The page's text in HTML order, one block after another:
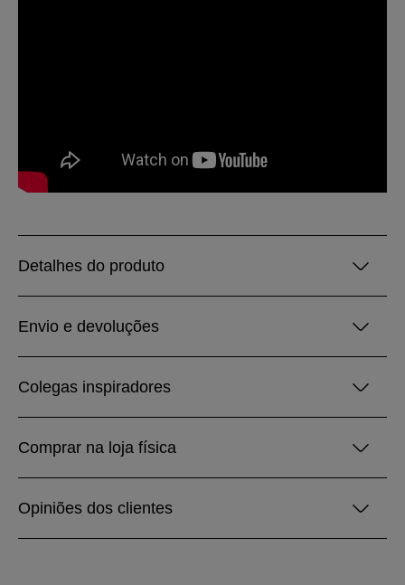
Detalhes do produto
Envio e devoluções
Colegas inspiradores
Comprar na loja física
Opiniões dos clientes